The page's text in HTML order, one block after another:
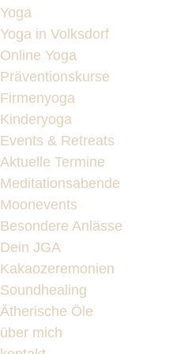
Yoga
Yoga in Volksdorf
Online Yoga
Präventionskurse
Firmenyoga
Kinderyoga
Events & Retreats
Aktuelle Termine
Meditationsabende
Moonevents
Besondere Anlässe
Dein JGA
Kakaozeremonien
Soundhealing
Ätherische Öle
über mich